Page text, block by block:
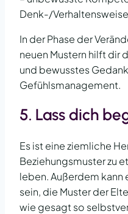
Denk-/
In der Phase der
neuen Mustern hilft
und bewusstes
Gefühlsmanagement.
5. Lass dich
Es ist eine ziemliche
Beziehungsmuster zu
leben. Außerdem kann
sein, die Muster der
wie gesagt so